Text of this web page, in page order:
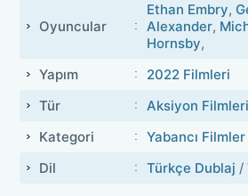
Oyuncular
Ethan Embry,
Alexander,
Hornsby,
Yapım
2022 Filmleri
Tür
Aksiyon Filmleri
Kategori
Yabancı Filmler
Dil
Türkçe Dublaj /